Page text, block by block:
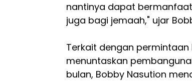
nantinya dapat
juga bagi jemaah," ujar
Terkait dengan permintaan
menuntaskan
bulan, Bobby Nasution